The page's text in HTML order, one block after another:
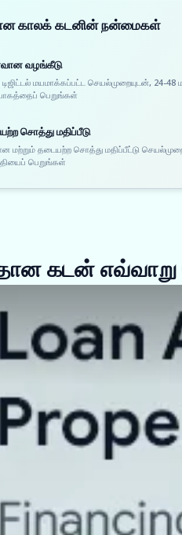
காலக் கடனின் நன்மைகள்
வழங்கீடு
டிஜிட்டல் மயமாக்கப்பட்ட செயல்முறையுடன், 24-
பெறுங்கள்
சொத்து மதிப்பீடு
மற்றும் தடையற்ற சொத்து மதிப்பீட்டு
பெறுங்கள்
கடன் எவ்வாறு